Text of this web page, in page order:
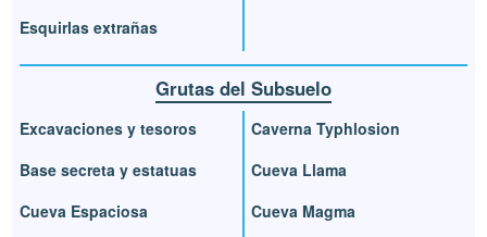
Esquirlas extrañas
Grutas del Subsuelo
Excavaciones y tesoros
Base secreta y estatuas
Cueva Espaciosa
Caverna Typhlosion
Cueva Llama
Cueva Magma